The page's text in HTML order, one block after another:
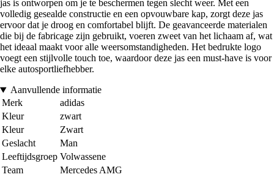
jas is ontworpen om je te beschermen tegen slecht weer. Met een
volledig gesealde constructie en een opvouwbare kap, zorgt deze jas
ervoor dat je droog en comfortabel blijft. De geavanceerde materialen
die bij de fabricage zijn gebruikt, voeren zweet van het lichaam af, wat
het ideaal maakt voor alle weersomstandigheden. Het bedrukte logo
voegt een stijlvolle touch toe, waardoor deze jas een must-have is voor
elke autosportliefhebber.
Aanvullende informatie
Merk
adidas
Kleur
zwart
Kleur
Zwart
Geslacht
Man
Leeftijdsgroep Volwassene
Team
Mercedes AMG